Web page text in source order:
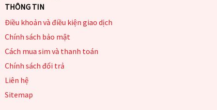
THÔNG TIN
Điều khoản và điều kiện giao dịch
Chính sách bảo mật
Cách mua sim và thanh toán
Chính sách đổi trả
Liên hệ
Sitemap